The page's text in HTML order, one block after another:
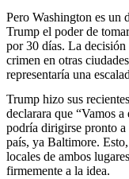
Pero Washington es un
Trump el poder de
por 30 días. La decisión
crimen en otras
representaría una
Trump hizo sus
declarara que “Vamos
podría dirigirse pronto a
país, ya Baltimore.
locales de ambos
firmemente a la idea.